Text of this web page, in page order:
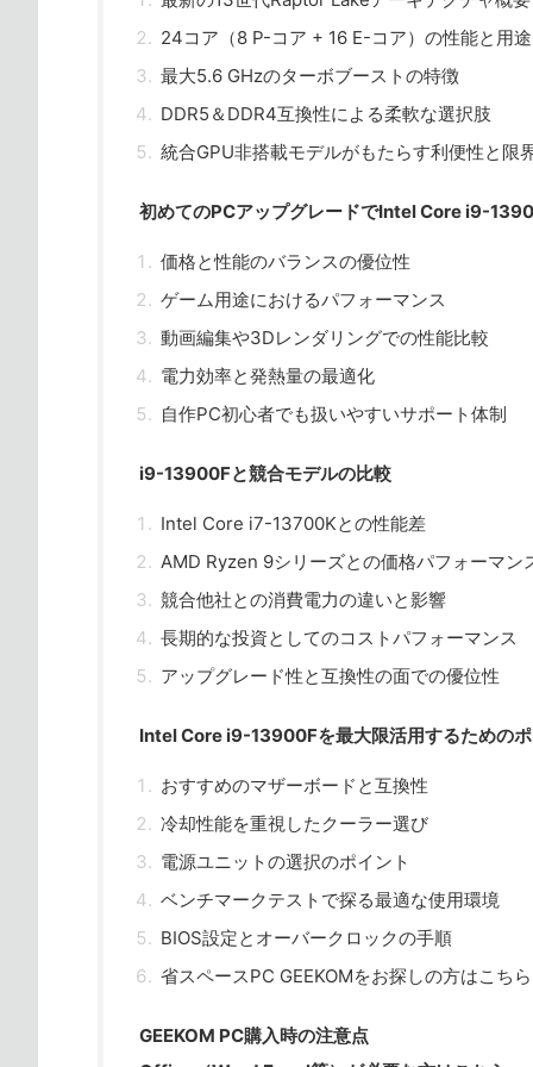
24コア（8 P-コア + 16 E-コア）の性能と用途
最大5.6 GHzのターボブーストの特徴
DDR5＆DDR4互換性による柔軟な選択肢
統合GPU非搭載モデルがもたらす利便性と限
初めてのPCアップグレードでIntel Core i9-
価格と性能のバランスの優位性
ゲーム用途におけるパフォーマンス
動画編集や3Dレンダリングでの性能比較
電力効率と発熱量の最適化
自作PC初心者でも扱いやすいサポート体制
i9-13900Fと競合モデルの比較
Intel Core i7-13700Kとの性能差
AMD Ryzen 9シリーズとの価格パフォーマン
競合他社との消費電力の違いと影響
長期的な投資としてのコストパフォーマンス
アップグレード性と互換性の面での優位性
Intel Core i9-13900Fを最大限活用するためのポ
おすすめのマザーボードと互換性
冷却性能を重視したクーラー選び
電源ユニットの選択のポイント
ベンチマークテストで探る最適な使用環境
BIOS設定とオーバークロックの手順
省スペースPC GEEKOMをお探しの方はこちら
GEEKOM PC購入時の注意点